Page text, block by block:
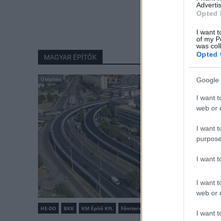
Opted
I want
of my
was
Opted
Google
I want
web or
I want
I want
I want
web or
I want
MAGYAR ÉPÍTŐK
Útépítés
HE-DO BKK KM Építő Kft. Főmterv Mérnöki Tervező Zrt.